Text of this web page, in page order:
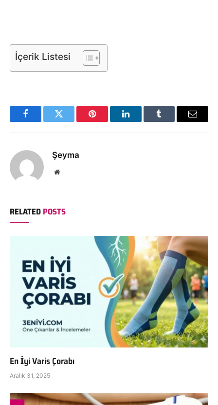
İçerik Listesi
FacebookTwitter Pinterest LinkedInTumblr Email
Şeyma
Website
RELATEDPOSTS
En İyi Varis Çorabı
Aralık 31, 2025